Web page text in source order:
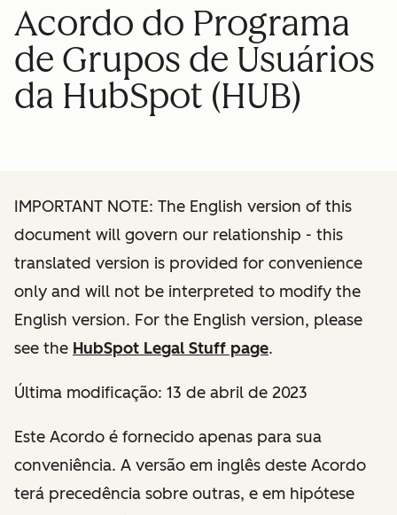
Acordo do Programa
de Grupos de Usuários
da HubSpot (HUB)
IMPORTANT NOTE: The English version of this
document will govern our relationship - this
translated version is provided for convenience
only and will not be interpreted to modify the
English version. For the English version, please
see the HubSpot Legal Stuff page.
Última modificação: 13 de abril de 2023
Este Acordo é fornecido apenas para sua
conveniência. A versão em inglês deste Acordo
terá precedência sobre outras, e em hipótese